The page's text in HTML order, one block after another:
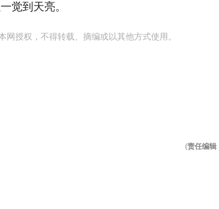
觉到天亮。
授权，不得转载、摘编或以其他方式使用。
(责任编辑